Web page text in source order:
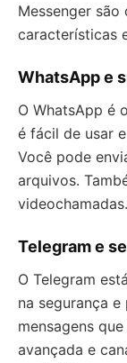
Messenger são
características
WhatsApp e
O WhatsApp é
é fácil de usar
Você pode
arquivos.
videochamadas.
Telegram e
O Telegram
na segurança
mensagens
avançada e